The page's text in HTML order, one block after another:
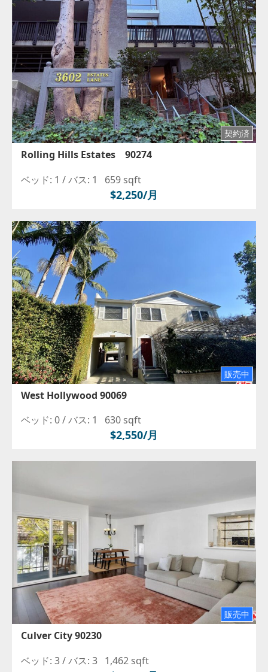
契約済
Rolling Hills Estates 90274
ベッド: 1 /バス: 1 659 sqft
$2,250/月
販売中
West Hollywood 90069
ベッド: 0 /バス: 1 630 sqft
$2,550/月
販売中
Culver City 90230
ベッド: 3 /バス: 3 1,462 sqft